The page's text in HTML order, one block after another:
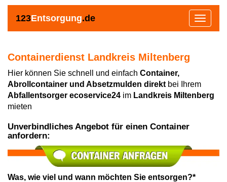
123Entsorgung.de
Toggle
Containerdienst Landkreis Miltenberg
Hier können Sie schnell und einfach Container,
Abrollcontainer und Absetzmulden direkt bei Ihrem
Abfallentsorger ecoservice24 im Landkreis Miltenberg
mieten
Unverbindliches Angebot für einen Container
anfordern:
Was, wie viel und wann möchten Sie entsorgen?*